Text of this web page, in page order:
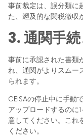
事前裁定は、誤分類に
た、遡及的な関税徴収
3. 通関手
事前に承認された書類
れ、通関がよりスムー
られます。
CEISAの停止中に手動
アップロードするのに
意してください。これ
ください。